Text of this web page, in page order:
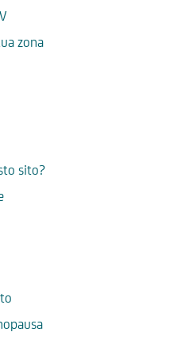
zona
sito?